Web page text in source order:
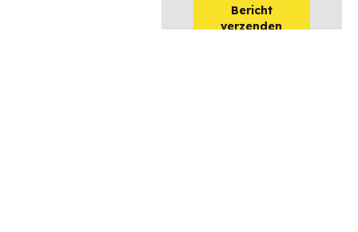
Bericht
verzenden